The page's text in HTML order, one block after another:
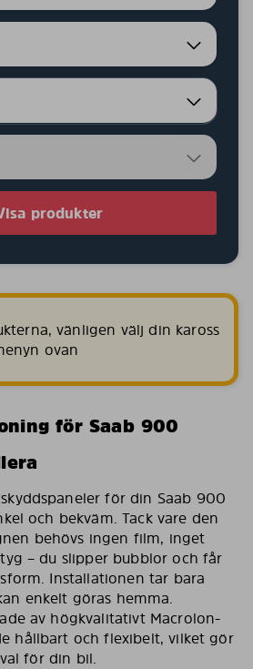
produkter
vänligen välj din kaross
ovan
för Saab 900
för din Saab 900
och bekväm. Tack vare den
behövs ingen film, inget
– du slipper bubblor och får
Installationen tar bara
enkelt göras hemma.
av högkvalitativt Macrolon-
hållbart och flexibelt, vilket gör
för din bil.